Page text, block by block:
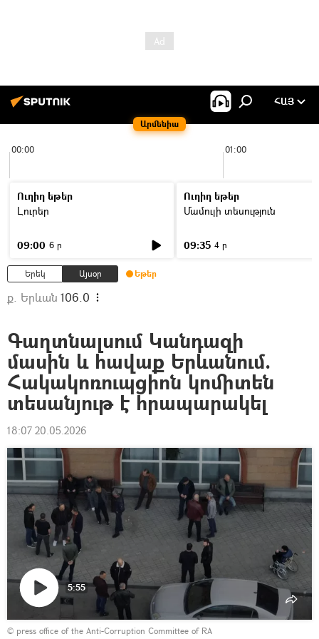
Արմենիա
ՀԱՅ
00:00 01:00
Ուղիղ եթեր
Լուրեր
09:00 6 ր
Ուղիղ եթեր
Մամուլի տեսություն
09:35 4 ր
Երեկ Այսօր Եթեր
ք. Երևան 106.0
Գաղտնալսում Կանդազի
մասին և հավաք Երևանում.
Հակակոռուպցիոն կոմիտեն
տեսանյութ է հրապարակել
18:07 20.05.2026
Դիտել
տեսանյութը
5:55
© press office of the Anti-Corruption Committee of RA